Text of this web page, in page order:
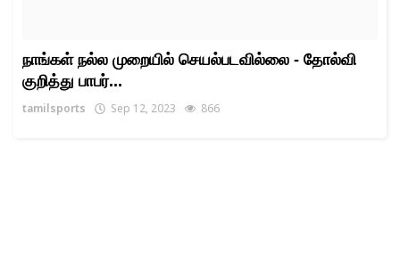
நாங்கள் நல்ல முறையில் செயல்படவில்லை - தோல்வி
குறித்து பாபர்...
tamilsports Sep 12, 2023 866